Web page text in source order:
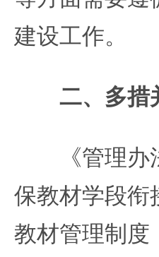
建设工作。
二、多措
《管理办法
保教材学段衔
教材管理制度